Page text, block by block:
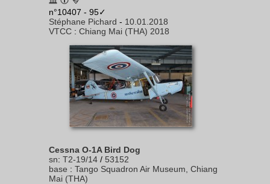
n°10407 - 95✓
Stéphane Pichard - 10.01.2018
VTCC : Chiang Mai (THA) 2018
Cessna O-1A Bird Dog
sn: T2-19/14 / 53152
base : Tango Squadron Air Museum, Chiang
Mai (THA)